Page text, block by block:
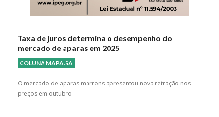
Taxa de juros determina o desempenho do
mercado de aparas em 2025
COLUNA MAPA.SA
O mercado de aparas marrons apresentou nova retração nos
preços em outubro